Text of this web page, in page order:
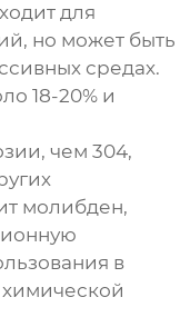
для
но может быть
средах.
18-20% и
чем 304,
молибден,
в